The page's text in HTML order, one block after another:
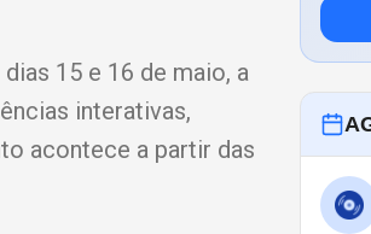
15 e 16 de maio, a
interativas,
acontece a partir das